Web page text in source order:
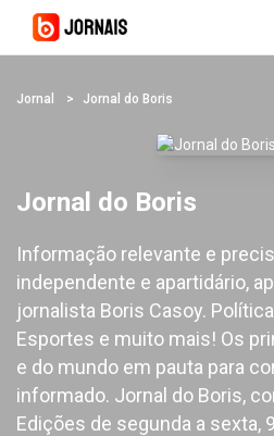
Jornal Jornal do Boris
Jornal do Boris
Informação relevante e
independente e apartidário,
jornalista Boris Casoy.
Esportes e muito mais! Os
e do mundo em pauta para
informado. Jornal do Boris,
Edições de segunda a sexta,